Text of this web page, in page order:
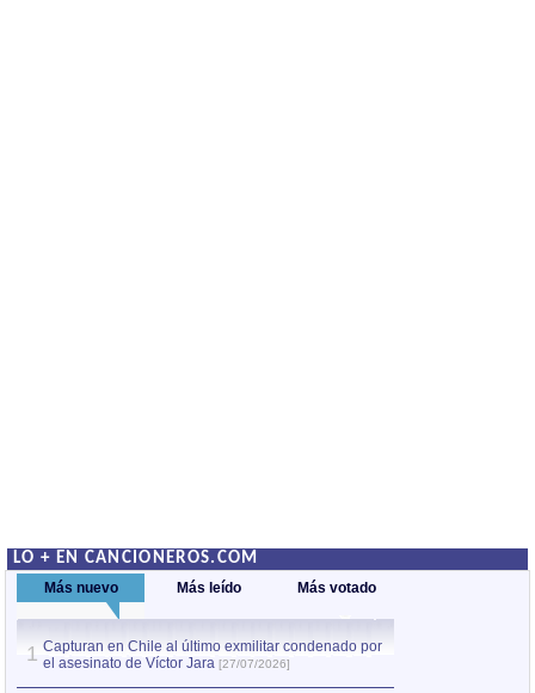
LO + EN CANCIONEROS.COM
Más nuevo Más leído Más votado
1 Capturan en Chile al último exmilitar condenado por
el asesinato de Víctor Jara [27/07/2026]